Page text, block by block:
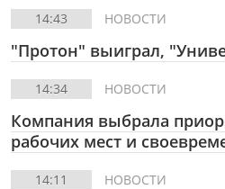
14:43 НОВОСТИ
"Протон" выиграл,
14:34 НОВОСТИ
Компания выбрала
рабочих мест и
14:11 НОВОСТИ